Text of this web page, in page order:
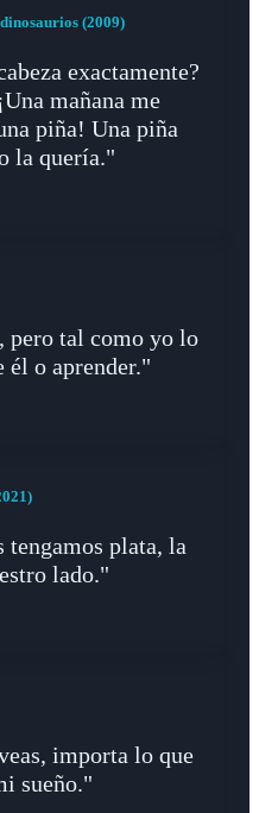
(2009)
exactamente?
mañana me
piña! Una piña
la quería."
pero tal como yo lo
él o aprender."
tengamos plata, la
lado."
importa lo que
sueño."